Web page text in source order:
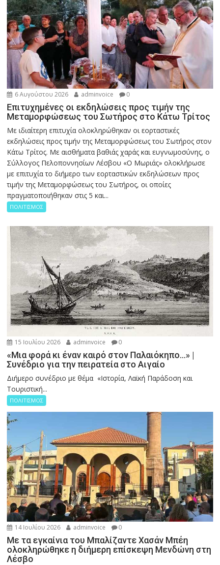
6 Αυγούστου 2026 adminvoice 0
Επιτυχημένες οι εκδηλώσεις προς τιμήν της
Μεταμορφώσεως του Σωτήρος στο Κάτω Τρίτος
Με ιδιαίτερη επιτυχία ολοκληρώθηκαν οι εορταστικές
εκδηλώσεις προς τιμήν της Μεταμορφώσεως του Σωτήρος στον
Κάτω Τρίτος. Με αισθήματα βαθιάς χαράς και ευγνωμοσύνης, ο
Σύλλογος Πελοποννησίων Λέσβου «Ο Μωριάς» ολοκλήρωσε
με επιτυχία το διήμερο των εορταστικών εκδηλώσεων προς
τιμήν της Μεταμορφώσεως του Σωτήρος, οι οποίες
πραγματοποιήθηκαν στις 5 και...
ΠΟΛΙΤΙΣΜΟΣ
15 Ιουλίου 2026 adminvoice 0
«Μια φορά κι έναν καιρό στον Παλαιόκηπο…» |
Συνέδριο για την πειρατεία στο Αιγαίο
Διήμερο συνέδριο με θέμα «Ιστορία, Λαϊκή Παράδοση και
Τουριστική...
ΠΟΛΙΤΙΣΜΟΣ
14 Ιουλίου 2026 adminvoice 0
Με τα εγκαίνια του Μπαλίζαντε Χασάν Μπέη
ολοκληρώθηκε η διήμερη επίσκεψη Μενδώνη στη
Λέσβο